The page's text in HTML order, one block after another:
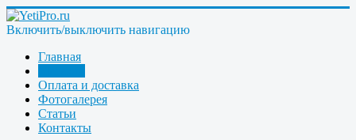
Включить/выключить навигацию
Главная
Оплата и доставка
Фотогалерея
Статьи
Контакты